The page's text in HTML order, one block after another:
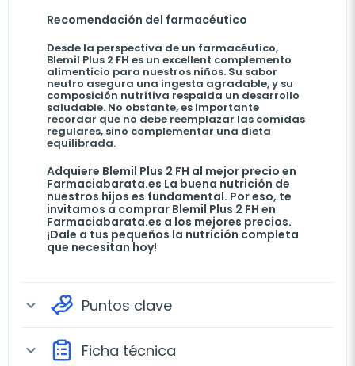
Recomendación del farmacéutico
Desde la perspectiva de un farmacéutico,
Blemil Plus 2 FH es un excellent complemento
alimenticio para nuestros niños. Su sabor
neutro asegura una ingesta agradable, y su
composición nutritiva respalda un desarrollo
saludable. No obstante, es importante
recordar que no debe reemplazar las comidas
regulares, sino complementar una dieta
equilibrada.
Adquiere Blemil Plus 2 FH al mejor precio en
Farmaciabarata.es La buena nutrición de
nuestros hijos es fundamental. Por eso, te
invitamos a comprar Blemil Plus 2 FH en
Farmaciabarata.es a los mejores precios.
¡Dale a tus pequeños la nutrición completa
que necesitan hoy!
expand_more Puntos clave
expand_more Ficha técnica